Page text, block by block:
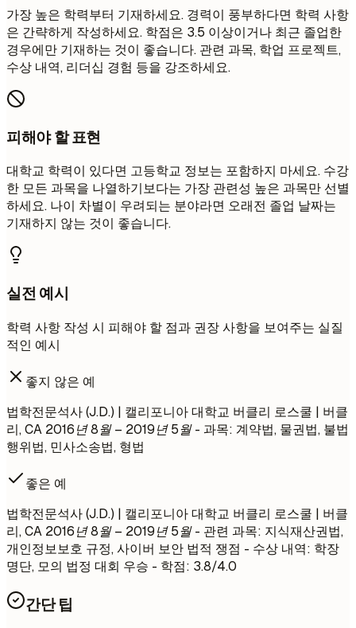
가장 높은 학력부터 기재하세요. 경력이 풍부하다면 학력 사항
은 간략하게 작성하세요. 학점은 3.5 이상이거나 최근 졸업한
경우에만 기재하는 것이 좋습니다. 관련 과목, 학업 프로젝트,
수상 내역, 리더십 경험 등을 강조하세요.
피해야 할 표현
대학교 학력이 있다면 고등학교 정보는 포함하지 마세요. 수강
한 모든 과목을 나열하기보다는 가장 관련성 높은 과목만 선별
하세요. 나이 차별이 우려되는 분야라면 오래전 졸업 날짜는
기재하지 않는 것이 좋습니다.
실전 예시
학력 사항 작성 시 피해야 할 점과 권장 사항을 보여주는 실질
적인 예시
좋지 않은 예
법학전문석사 (J.D.) | 캘리포니아 대학교 버클리 로스쿨 | 버클
리, CA 2016년 8월 – 2019년 5월- 과목: 계약법, 물권법, 불법
행위법, 민사소송법, 형법
좋은 예
법학전문석사 (J.D.) | 캘리포니아 대학교 버클리 로스쿨 | 버클
리, CA 2016년 8월 – 2019년 5월- 관련 과목: 지식재산권법,
개인정보보호 규정, 사이버 보안 법적 쟁점 - 수상 내역: 학장
명단, 모의 법정 대회 우승 - 학점: 3.8/4.0
간단 팁